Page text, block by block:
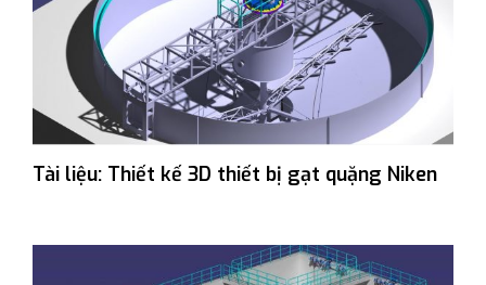
Tài liệu: Thiết kế 3D thiết bị gạt quặng Niken